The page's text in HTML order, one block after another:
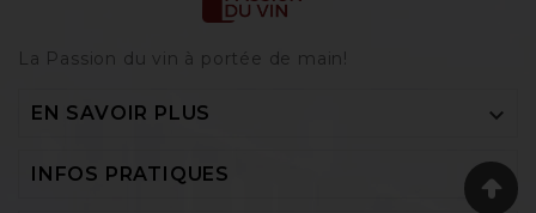
La Passion du vin à portée de main‎!
EN SAVOIR PLUS 
INFOS PRATIQUES 